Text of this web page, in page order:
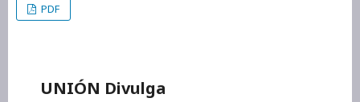
PDF
UNIÓN Divulga